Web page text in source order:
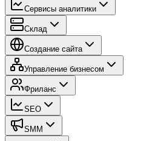
Сервисы аналитики
Склад
Создание сайта
Управление бизнесом
Фриланс
SEO
SMM